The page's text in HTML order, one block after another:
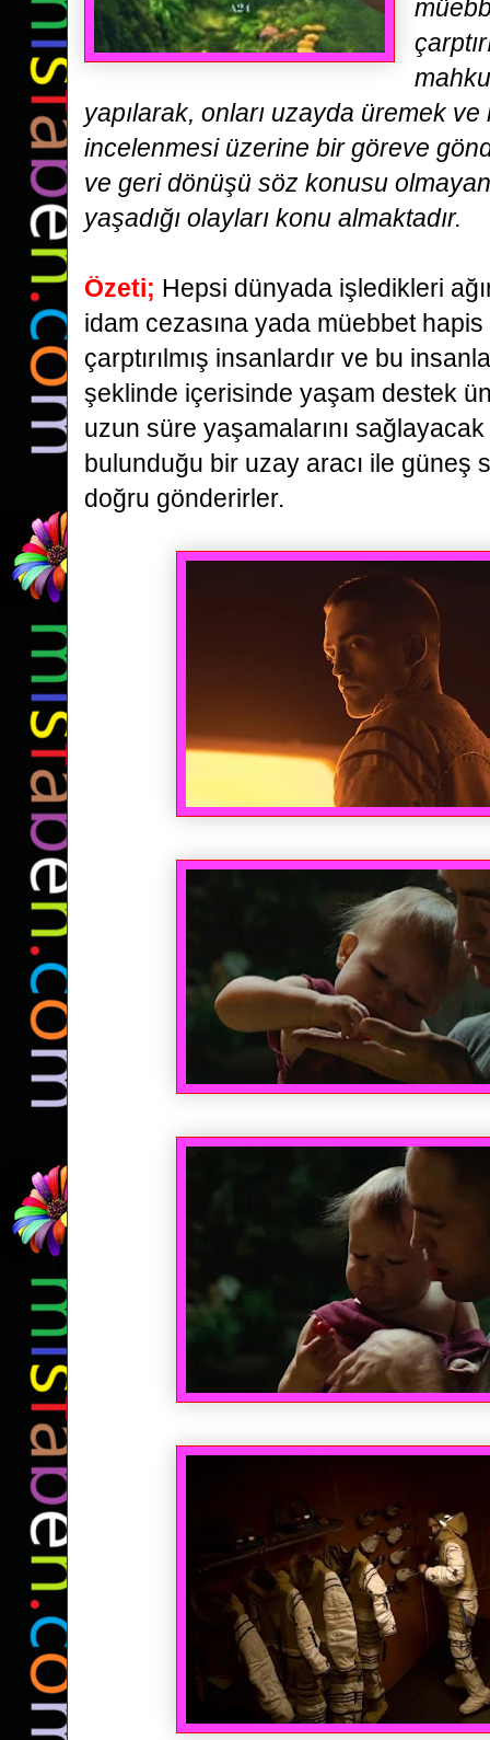
yapılarak, onları uzayda üremek
incelenmesi üzerine bir göreve
ve geri dönüşü söz konusu
yaşadığı olayları konu almaktadır.
Özeti; Hepsi dünyada işledikleri
idam cezasına yada müebbet hapis
çarptırılmış insanlardır ve bu
şeklinde içerisinde yaşam destek
uzun süre yaşamalarını
bulunduğu bir uzay aracı ile güneş
doğru gönderirler.